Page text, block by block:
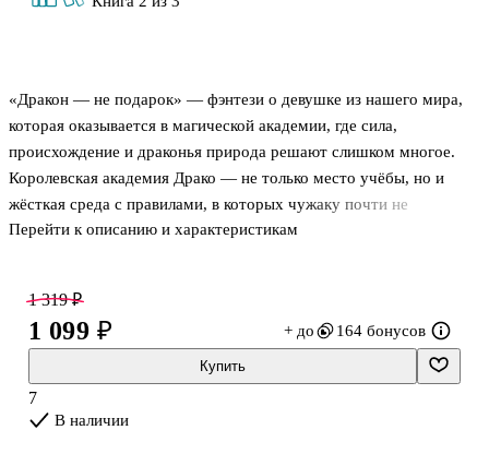
«Дракон — не подарок» — фэнтези о девушке из нашего мира,
которая оказывается в магической академии, где сила,
происхождение и драконья природа решают слишком многое.
Королевская академия Драко — не только место учёбы, но и
жёсткая среда с правилами, в которых чужаку почти не
оставляют пространства для ошибки. Здесь студенты и
попадает в этот порядок вещей без поддержки и привычных
ориентиров, а её упрямство и способность не теряться под
давлением быстро делают её заметной фигурой.
В академии девушке приходится не просто осваиваться в новом
мире, а выживать среди интриг и со
Перейти к описанию и характеристикам
1 319 ₽
1 099 ₽ + до 164 бонусов
Купить
7
В наличии